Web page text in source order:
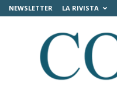
NEWSLETTER LA RIVISTA